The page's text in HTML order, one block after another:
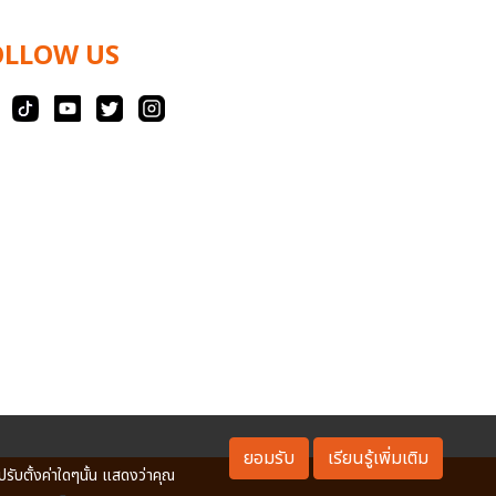
US
รับตั้งค่าใดๆนั้น แสดงว่าคุณ
ยอมรับ เรียนรู้เพิ่มเติม